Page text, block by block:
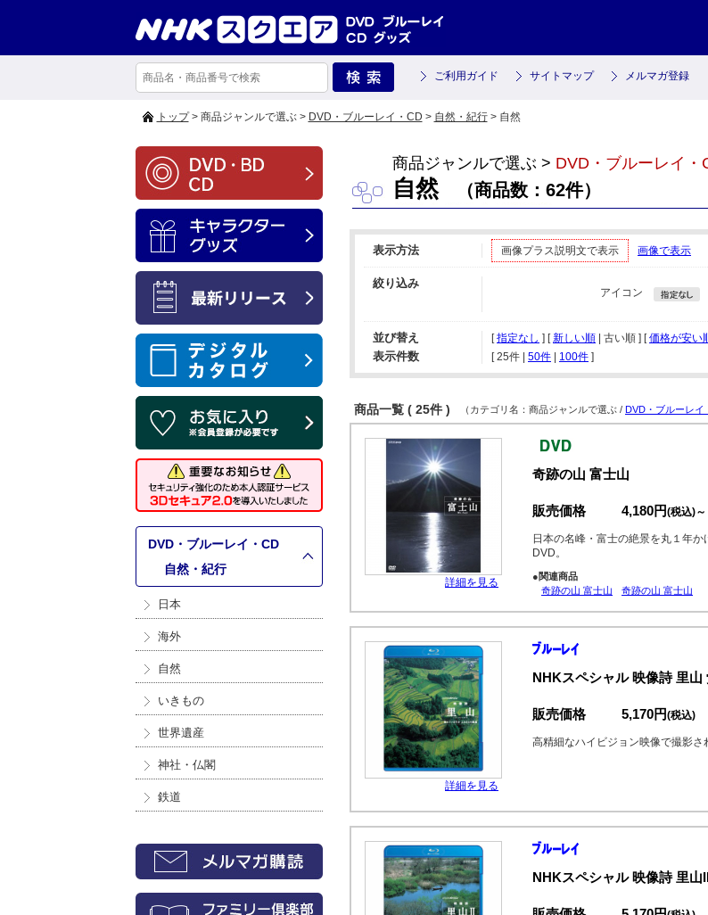
ご利用ガイド サイトマップ メルマガ登録
トップ> 商品ジャンルで選ぶ > DVD・ブルーレイ・CD > 自然・紀行> 自然
DVD・ブルーレイ・CD
自然・紀行
日本
海外
自然
いきもの
世界遺産
神社・仏閣
鉄道
商品ジャンルで選ぶ > DVD・ブルーレイ・
自然（商品数：62件）
表示方法 画像プラス説明文で表示 画像で表示
絞り込み
アイコン
並び替え [指定なし ] [新しい順 | 古い順 ] [価格が安い
表示件数 [ 25件 50件 100件 ]
商品一覧 ( 25件 ) （カテゴリ名：商品ジャンルで選ぶ / DVD・ブルーレイ
詳細を見る
奇跡の山 富士山
販売価格 4,180円(税込)～
日本の名峰・富士の絶景を丸１年
DVD。
●関連商品
奇跡の山 富士山
奇跡の山 富士山
詳細を見る
NHKスペシャル 映像詩 里
販売価格 5,170円(税込)
高精細なハイビジョン映像で撮影さ
NHKスペシャル 映像詩 里山